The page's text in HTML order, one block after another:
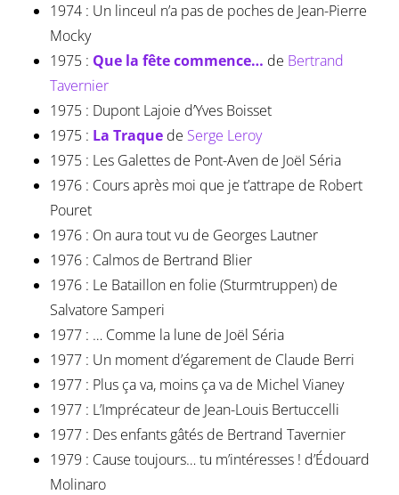
1974 : Un linceul n’a pas de poches de Jean-Pierre
Mocky
1975 : Que la fête commence… de Bertrand
Tavernier
1975 : Dupont Lajoie d’Yves Boisset
1975 : La Traquede Serge Leroy
1975 : Les Galettes de Pont-Aven de Joël Séria
1976 : Cours après moi que je t’attrape de Robert
Pouret
1976 : On aura tout vu de Georges Lautner
1976 : Calmos de Bertrand Blier
1976 : Le Bataillon en folie (Sturmtruppen) de
Salvatore Samperi
1977 : … Comme la lune de Joël Séria
1977 : Un moment d’égarement de Claude Berri
1977 : Plus ça va, moins ça va de Michel Vianey
1977 : L’Imprécateur de Jean-Louis Bertuccelli
1977 : Des enfants gâtés de Bertrand Tavernier
1979 : Cause toujours… tu m’intéresses ! d’Édouard
Molinaro